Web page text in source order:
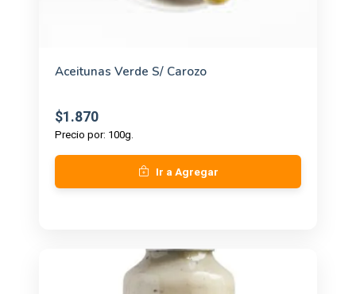
Aceitunas Verde S/ Carozo
$1.870
Precio por: 100g.
Ir a Agregar